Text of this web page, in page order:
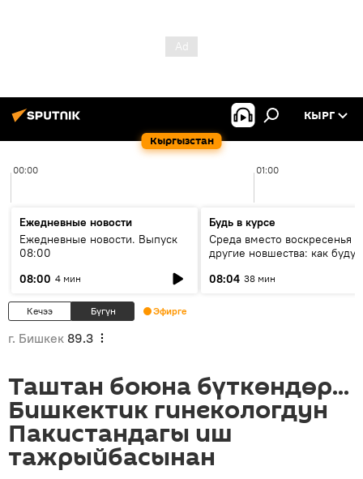
Кыргызстан
КЫРГ
00:00 01:00
Ежедневные новости
Ежедневные новости. Выпуск
08:00
08:00 4 мин
Будь в курсе
Среда вместо воскресенья и
другие новшества: как будут
08:04 38 мин
Кечээ Бүгүн Эфирге
г. Бишкек 89.3
Таштан боюна бүткөндөр...
Бишкектик гинекологдун
Пакистандагы иш
тажрыйбасынан